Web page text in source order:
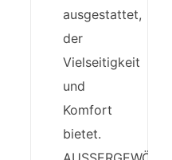
ausgestattet,
der
Vielseitigkeit
und
Komfort
bietet.